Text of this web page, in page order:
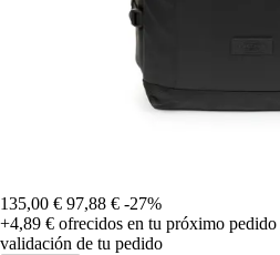
135,00 € 97,88 € -27%
+4,89 € ofrecidos en tu próximo pedido
validación de tu pedido